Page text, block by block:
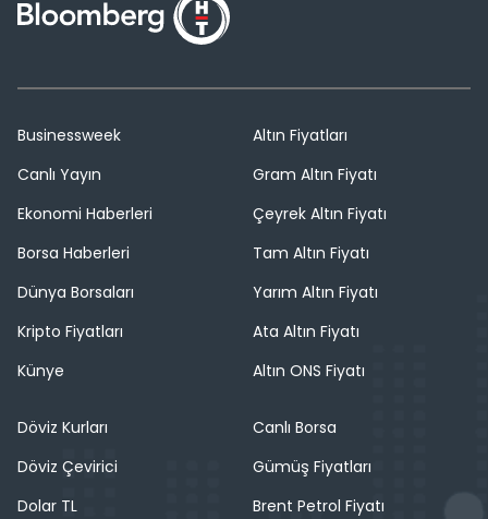
Businessweek
Canlı Yayın
Ekonomi Haberleri
Borsa Haberleri
Dünya Borsaları
Kripto Fiyatları
Künye
Altın Fiyatları
Gram Altın Fiyatı
Çeyrek Altın Fiyatı
Tam Altın Fiyatı
Yarım Altın Fiyatı
Ata Altın Fiyatı
Altın ONS Fiyatı
Döviz Kurları
Döviz Çevirici
Dolar TL
Canlı Borsa
Gümüş Fiyatları
Brent Petrol Fiyatı